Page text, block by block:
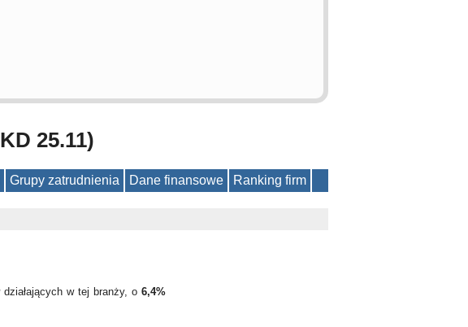
25.11)
Grupy zatrudnienia Dane finansowe Ranking firm
działających w tej branży, o6,4%